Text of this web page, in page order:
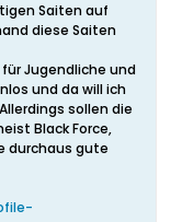
Saiten auf
diese Saiten
Jugendliche und
und da will ich
sollen die
Black Force,
durchaus gute